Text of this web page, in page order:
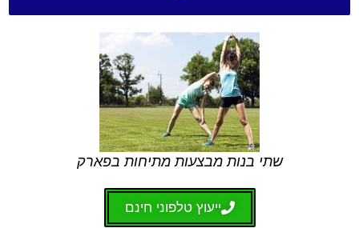
שתי בנות מבצעות מתיחות בפארק
ייעוץ טלפוני חינם